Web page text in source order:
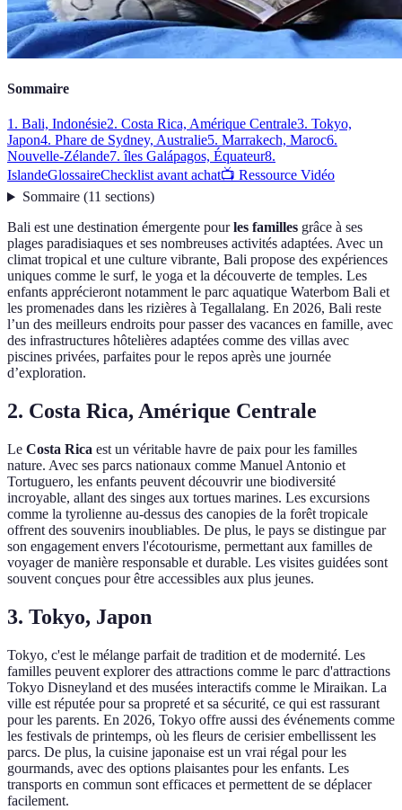
Sommaire
1. Bali, Indonésie2. Costa Rica, Amérique Centrale3. Tokyo,
Japon4. Phare de Sydney, Australie5. Marrakech, Maroc6.
Nouvelle-Zélande7. îles Galápagos, Équateur8.
IslandeGlossaireChecklist avant achat📺 Ressource Vidéo
Sommaire(11 sections)
Bali est une destination émergente pourles familles grâce à ses
plages paradisiaques et ses nombreuses activités adaptées. Avec un
climat tropical et une culture vibrante, Bali propose des expériences
uniques comme le surf, le yoga et la découverte de temples. Les
enfants apprécieront notamment le parc aquatique Waterbom Bali et
les promenades dans les rizières à Tegallalang. En 2026, Bali reste
l’un des meilleurs endroits pour passer des vacances en famille, avec
des infrastructures hôtelières adaptées comme des villas avec
piscines privées, parfaites pour le repos après une journée
d’exploration.
2. Costa Rica, Amérique Centrale
Le Costa Rica est un véritable havre de paix pour les familles
nature. Avec ses parcs nationaux comme Manuel Antonio et
Tortuguero, les enfants peuvent découvrir une biodiversité
incroyable, allant des singes aux tortues marines. Les excursions
comme la tyrolienne au-dessus des canopies de la forêt tropicale
offrent des souvenirs inoubliables. De plus, le pays se distingue par
son engagement envers l'écotourisme, permettant aux familles de
voyager de manière responsable et durable. Les visites guidées sont
souvent conçues pour être accessibles aux plus jeunes.
3. Tokyo, Japon
Tokyo, c'est le mélange parfait de tradition et de modernité. Les
familles peuvent explorer des attractions comme le parc d'attractions
Tokyo Disneyland et des musées interactifs comme le Miraikan. La
ville est réputée pour sa propreté et sa sécurité, ce qui est rassurant
pour les parents. En 2026, Tokyo offre aussi des événements comme
les festivals de printemps, où les fleurs de cerisier embellissent les
parcs. De plus, la cuisine japonaise est un vrai régal pour les
gourmands, avec des options plaisantes pour les enfants. Les
transports en commun sont efficaces et permettent de se déplacer
facilement.